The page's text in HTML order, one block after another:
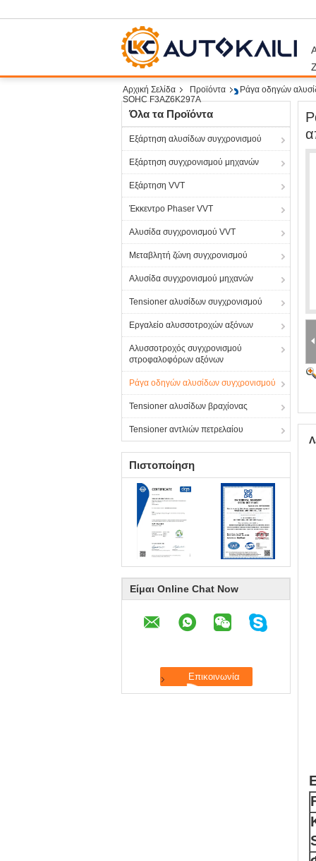
Αρχική Σελίδα Προϊόντα
Ράγα οδηγών
SOHC F3AZ6K297A
Όλα τα Προϊόντα
Εξάρτηση αλυσίδων συγχρονισμού
Εξάρτηση συγχρονισμού μηχανών
Εξάρτηση VVT
Έκκεντρο Phaser VVT
Αλυσίδα συγχρονισμού VVT
Μεταβλητή ζώνη συγχρονισμού
Αλυσίδα συγχρονισμού μηχανών
Tensioner αλυσίδων συγχρονισμού
Εργαλείο αλυσσοτροχών αξόνων
Αλυσσοτροχός συγχρονισμού
στροφαλοφόρων αξόνων
Ράγα οδηγών αλυσίδων συγχρονισμού
Tensioner αλυσίδων βραχίονας
Tensioner αντλιών πετρελαίου
Πιστοποίηση
Είμαι Online Chat Now